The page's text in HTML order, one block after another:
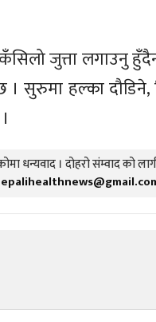
जुत्ता लगाउनु
सुरुमा हल्का दौडिने,
धन्यवाद । दोहरो संम्वाद को